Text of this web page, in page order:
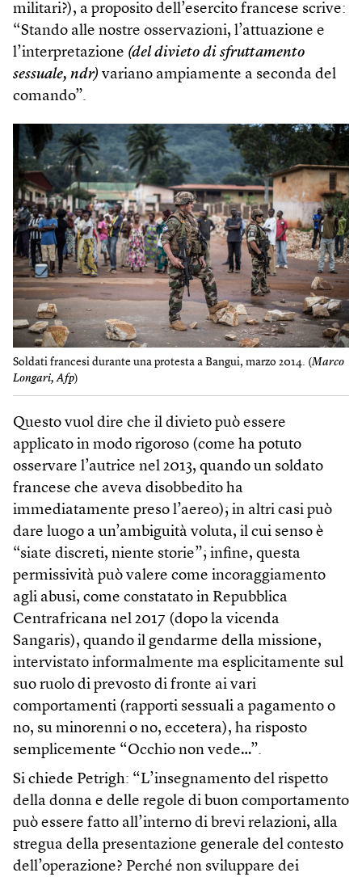
militari?), a proposito dell’esercito francese scrive:
“Stando alle nostre osservazioni, l’attuazione e
l’interpretazione (del divieto di sfruttamento
sessuale, ndr) variano ampiamente a seconda del
comando”.
Soldati francesi durante una protesta a Bangui, marzo 2014. (Marco
Longari, Afp)
Questo vuol dire che il divieto può essere
applicato in modo rigoroso (come ha potuto
osservare l’autrice nel 2013, quando un soldato
francese che aveva disobbedito ha
immediatamente preso l’aereo); in altri casi può
dare luogo a un’ambiguità voluta, il cui senso è
“siate discreti, niente storie”; infine, questa
permissività può valere come incoraggiamento
agli abusi, come constatato in Repubblica
Centrafricana nel 2017 (dopo la vicenda
Sangaris), quando il gendarme della missione,
intervistato informalmente ma esplicitamente sul
suo ruolo di prevosto di fronte ai vari
comportamenti (rapporti sessuali a pagamento o
no, su minorenni o no, eccetera), ha risposto
semplicemente “Occhio non vede…”.
Si chiede Petrigh: “L’insegnamento del rispetto
della donna e delle regole di buon comportamento
può essere fatto all’interno di brevi relazioni, alla
stregua della presentazione generale del contesto
dell’operazione? Perché non sviluppare dei